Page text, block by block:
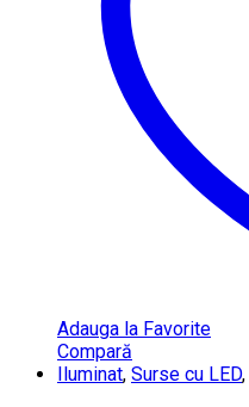
Adauga la Favorite
Compară
Iluminat, Surse cu LED,